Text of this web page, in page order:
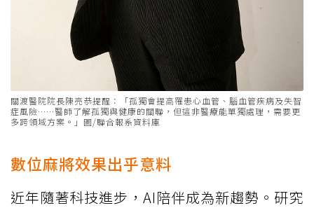
關渡醫院院長陳亮恭提醒：「孤獨會提高罹患心血管、腦血管疾病及失智
症風險……醫師了解孤獨與健康的關聯，但這非醫療能單獨處理，需要更
多跨領域方案。」圖/聯合報系資料庫
數位麻將效果出乎意料
近年隨著科技進步，AI陪伴成為新趨勢。研究